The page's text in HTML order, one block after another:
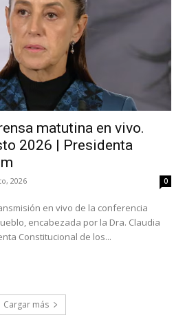
matutina en vivo.
2026 | Presidenta
2026 0
en vivo de la conferencia
encabezada por la Dra. Claudia
Constitucional de los...
Cargar más